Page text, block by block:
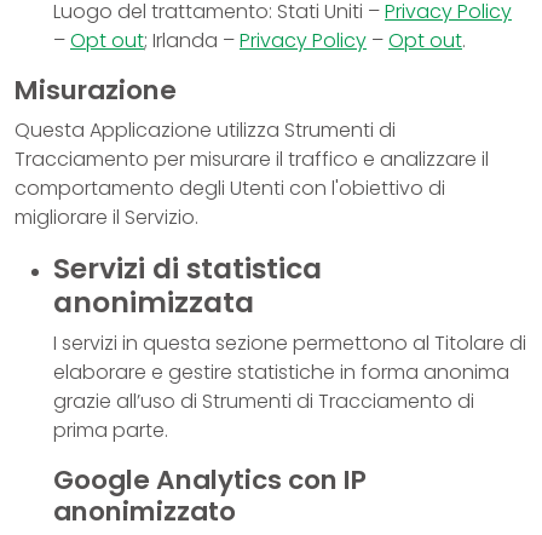
Luogo del trattamento: Stati Uniti –Privacy Policy
–Opt out; Irlanda –Privacy Policy –Opt out.
Misurazione
Questa Applicazione utilizza Strumenti di
Tracciamento per misurare il traffico e analizzare il
comportamento degli Utenti con l'obiettivo di
migliorare il Servizio.
Servizi di statistica
anonimizzata
I servizi in questa sezione permettono al Titolare di
elaborare e gestire statistiche in forma anonima
grazie all’uso di Strumenti di Tracciamento di
prima parte.
Google Analytics con IP
anonimizzato